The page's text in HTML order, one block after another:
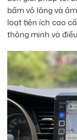
bấm vô lăng và
loạt tiện ích cao
thông minh và